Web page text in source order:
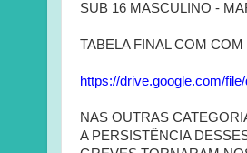
SUB 16 MASCULINO -
TABELA FINAL COM
https://drive.google.com/
NAS OUTRAS
A PERSISTÊNCIA